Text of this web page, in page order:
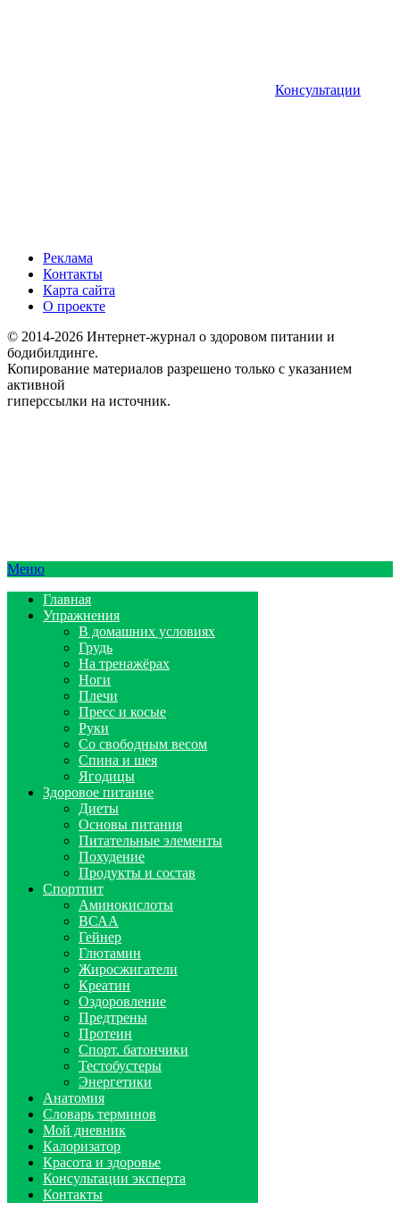
Консультации
Реклама
Контакты
Карта сайта
О проекте
© 2014-2026 Интернет-журнал о здоровом питании и
бодибилдинге.
Копирование материалов разрешено только с указанием
активной
гиперссылки на источник.
Меню
Главная
Упражнения
В домашних условиях
Грудь
На тренажёрах
Ноги
Плечи
Пресс и косые
Руки
Со свободным весом
Спина и шея
Ягодицы
Здоровое питание
Диеты
Основы питания
Питательные элементы
Похудение
Продукты и состав
Спортпит
Аминокислоты
ВСАА
Гейнер
Глютамин
Жиросжигатели
Креатин
Оздоровление
Предтрены
Протеин
Спорт. батончики
Тестобустеры
Энергетики
Анатомия
Словарь терминов
Мой дневник
Калоризатор
Красота и здоровье
Консультации эксперта
Контакты